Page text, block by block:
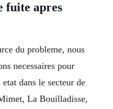
fuite apres
du probleme, nous
necessaires pour
dans le secteur de
La Bouilladisse,